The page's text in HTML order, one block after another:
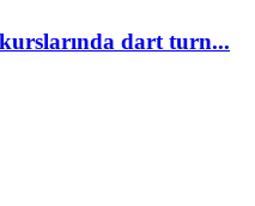
dart turn...